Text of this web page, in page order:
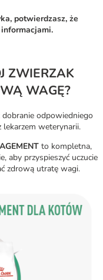
potwierdzasz, że
ZWIERZAK
WAGĘ?
odpowiedniego
weterynarii.
to kompletna,
aby przyspieszyć uczucie
zdrową utratę wagi.